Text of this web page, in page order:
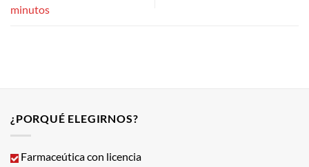
minutos
¿PORQUÉ ELEGIRNOS?
Farmaceútica con licencia